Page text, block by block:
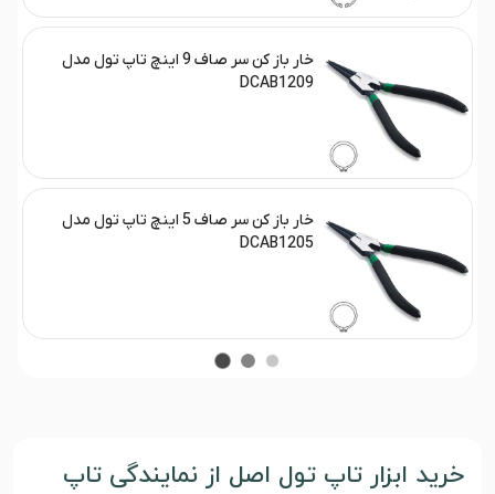
خار باز کن سر صاف 9 اینچ تاپ تول مدل
DCAB1209
خار باز کن سر صاف 5 اینچ تاپ تول مدل
DCAB1205
خرید ابزار تاپ تول اصل از نمایندگی تاپ